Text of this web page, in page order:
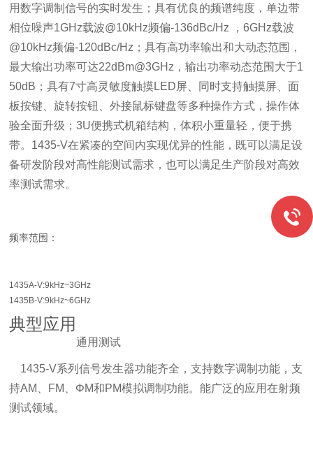
用数字调制信号的实时发生；具有优良的频谱纯度，单边带
相位噪声1GHz载波@10kHz频偏-136dBc/Hz ，6GHz载波
@10kHz频偏-120dBc/Hz；具有高功率输出和大动态范围，
最大输出功率可达22dBm@3GHz，输出功率动态范围大于1
50dB；具有7寸高灵敏度触摸LED屏、同时支持触摸屏、面
板按键、旋转按钮、外接鼠标键盘等多种操作方式，操作体
验全面升级；3U便携式机箱结构，体积小重量轻，便于携
带。1435-V在紧凑的空间内实现优异的性能，既可以满足设
备研发阶段对高性能测试需求，也可以满足生产阶段对高效
率测试需求。
频率范围：
1435A-V:9kHz~3GHz
1435B-V:9kHz~6GHz
典型应用
通用测试
1435-V系列信号发生器功能齐全，支持数字调制功能，支
持AM、FM、ΦM和PM模拟调制功能。能广泛的应用在射频
测试领域。